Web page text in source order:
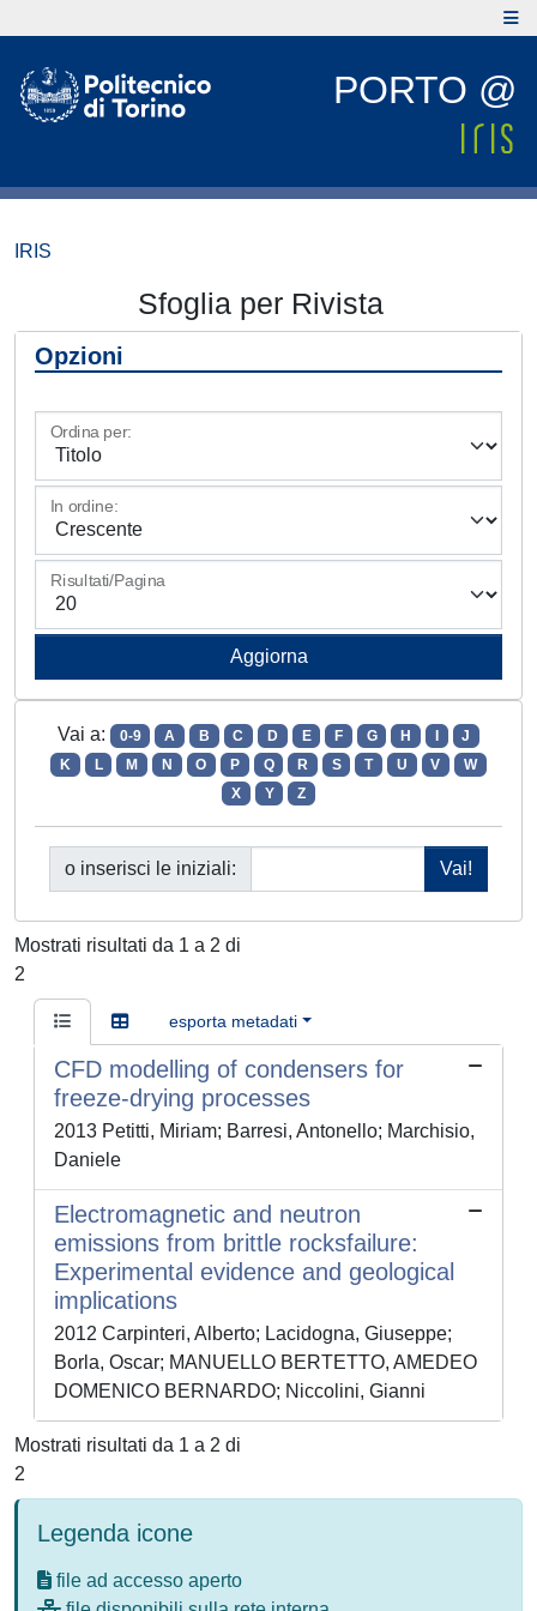
PORTO @
IRIS
Sfoglia per Rivista
Opzioni
Ordina per:
In ordine:
Risultati/Pagina
Vai a: 0-9 A B C D E F G H
J
K
L M N O P Q R S T U V
W
X
Y Z
o inserisci le iniziali:
Mostrati risultati da 1 a 2 di
2
esporta metadati
CFD modelling of condensers for
freeze-drying processes
2013 Petitti, Miriam; Barresi, Antonello; Marchisio,
Daniele
Electromagnetic and neutron
emissions from brittle rocksfailure:
Experimental evidence and geological
implications
2012 Carpinteri, Alberto; Lacidogna, Giuseppe;
Borla, Oscar; MANUELLO BERTETTO, AMEDEO
DOMENICO BERNARDO; Niccolini, Gianni
Mostrati risultati da 1 a 2 di
2
Legenda icone
file ad accesso aperto